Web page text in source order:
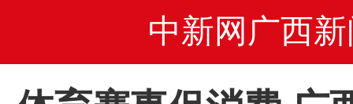
中新网广西新